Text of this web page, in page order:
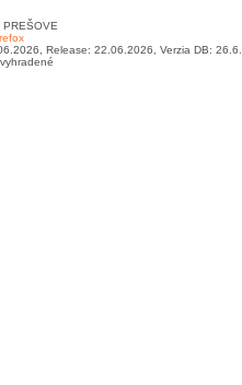
PREŠOVE
Release: 22.06.2026, Verzia DB: